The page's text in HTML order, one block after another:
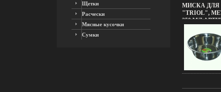
Щетки
Расчески
Мясные кусочки
Сумки
МИСКА
"TRIOL",
350 МЛ
ИНФО 11777F.